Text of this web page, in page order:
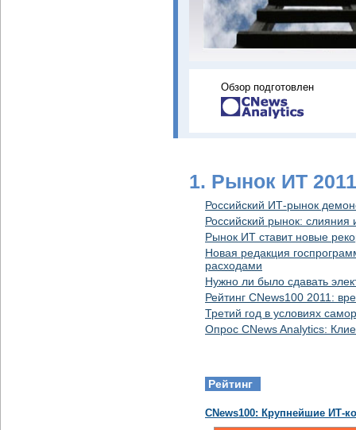
Обзор подготовлен
1. Рынок ИТ
Российский ИТ-рынок
Российский рынок: слияния
Рынок ИТ ставит новые
Новая редакция
расходами
Нужно ли было сдавать
Рейтинг CNews100 2011:
Третий год в условиях
Опрос CNews Analytics:
Рейтинг
CNews100: Крупнейшие ИТ-